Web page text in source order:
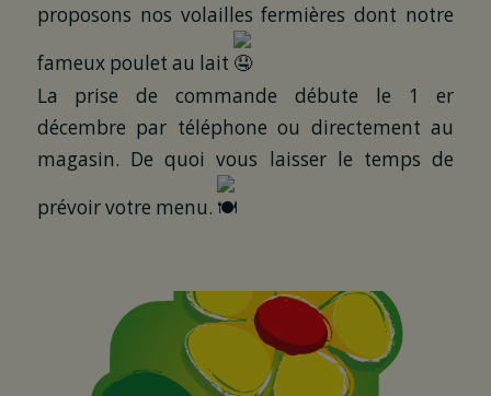
proposons nos volailles fermières dont notre
fameux poulet au lait
La prise de commande débute le 1 er
décembre par téléphone ou directement au
magasin. De quoi vous laisser le temps de
prévoir votre menu.